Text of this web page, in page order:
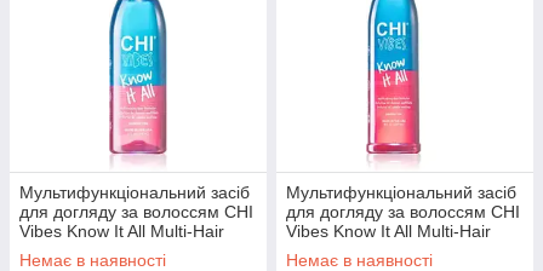
Мультифункціональний засіб
для догляду за волоссям CHI
Vibes Know It All Multi-Hair
Perfector, 59мл
Немає в наявності
Мультифункціональний засіб
для догляду за волоссям CHI
Vibes Know It All Multi-Hair
Perfector, 237мл
Немає в наявності